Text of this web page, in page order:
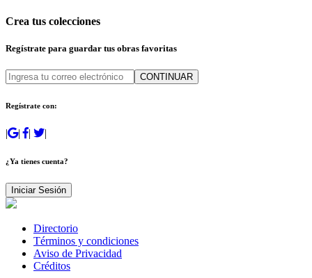
Crea tus colecciones
Regístrate para guardar tus obras favoritas
CONTINUAR
Regístrate con:
| | | |
¿Ya tienes cuenta?
Iniciar Sesión
Directorio
Términos y condiciones
Aviso de Privacidad
Créditos